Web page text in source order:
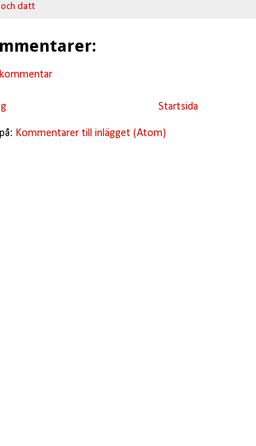
datt
Startsida
Kommentarer till inlägget (Atom)